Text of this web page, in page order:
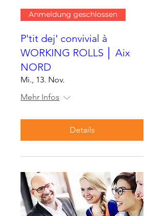
Anmeldung geschlossen
P'tit dej' convivial à
WORKING ROLLS │ Aix
NORD
Mi., 13. Nov.
Mehr Infos
Details